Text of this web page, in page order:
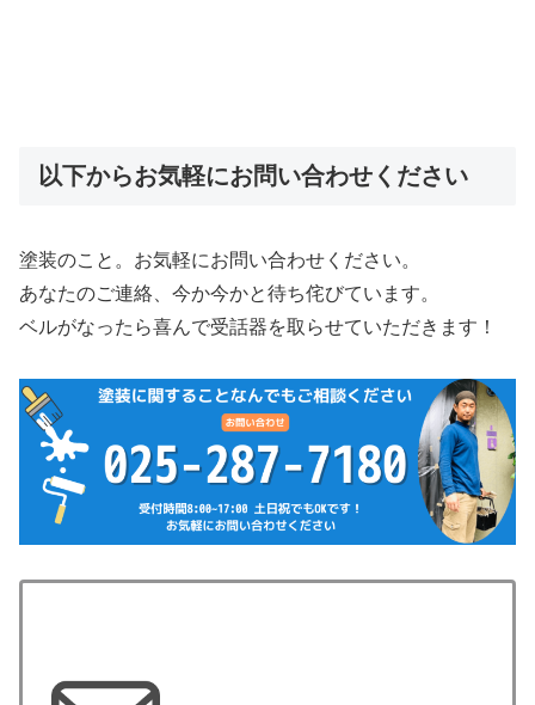
以下からお気軽にお問い合わせください
塗装のこと。お気軽にお問い合わせください。
あなたのご連絡、今か今かと待ち侘びています。
ベルがなったら喜んで受話器を取らせていただきます！